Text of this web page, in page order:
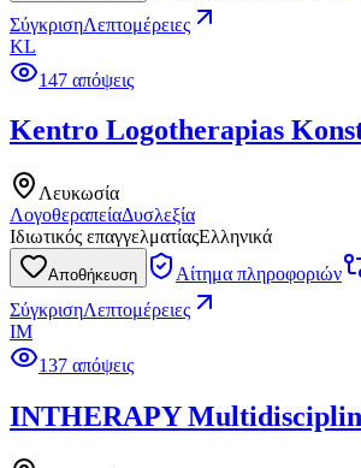
ΣύγκρισηΛεπτομέρειες
KL
147 απόψεις
Kentro Logotherapias
Λευκωσία
ΛογοθεραπείαΔυσλεξία
Ιδιωτικός επαγγελματίαςΕλληνικά
Αποθήκευση
Αίτημα πληροφοριών
ΣύγκρισηΛεπτομέρειες
IM
137 απόψεις
INTHERAPY